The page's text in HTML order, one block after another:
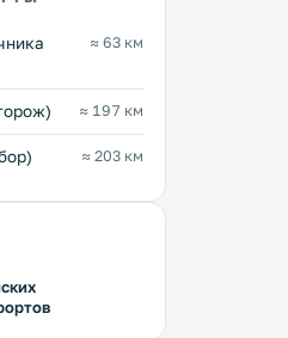
услугам гостей
≈ 63 км
≈ 197 км
≈ 203 км